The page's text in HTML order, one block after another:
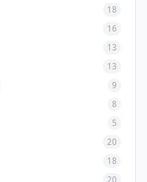
18
16
13
13
9
8
5
20
18
20